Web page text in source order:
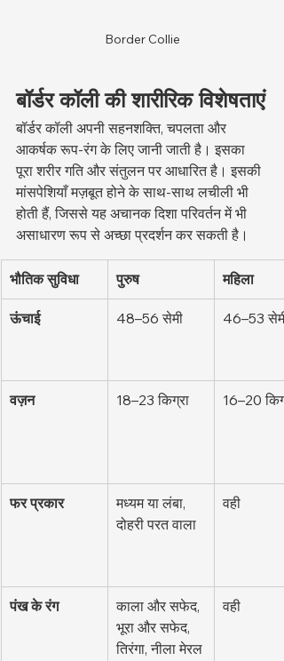
Border Collie
बॉर्डर कॉली की शारीरिक विशेषताएं
बॉर्डर कॉली अपनी सहनशक्ति, चपलता और
आकर्षक रूप-रंग के लिए जानी जाती है। इसका
पूरा शरीर गति और संतुलन पर आधारित है। इसकी
मांसपेशियाँ मज़बूत होने के साथ-साथ लचीली भी
होती हैं, जिससे यह अचानक दिशा परिवर्तन में भी
असाधारण रूप से अच्छा प्रदर्शन कर सकती है।
भौतिक सुविधा पुरुष महिला
ऊंचाई 48–56 सेमी 46–53 सेमी
वज़न 18–23 किग्रा 16–20
फर प्रकार
मध्यम या लंबा,
दोहरी परत वाला
वही
पंख के रंग
काला और सफेद,
भूरा और सफेद,
तिरंगा, नीला मेरल
वही